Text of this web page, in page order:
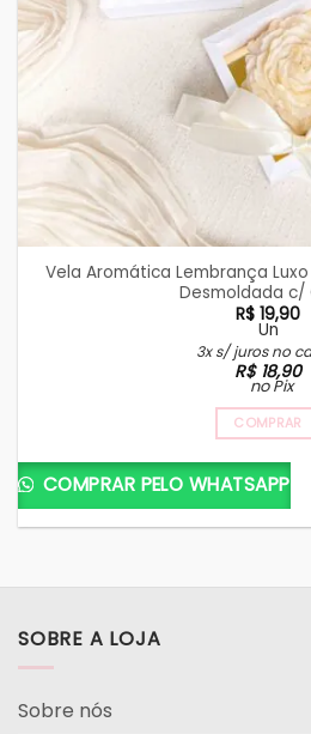
Vela Aromática Lembrança
Desmoldada c/
R$ 19,90
Un
3x s/ juros no
R$18,90
no Pix
COMPRAR
COMPRAR PELO WHATSAPP
SOBRE A LOJA
Sobre nós